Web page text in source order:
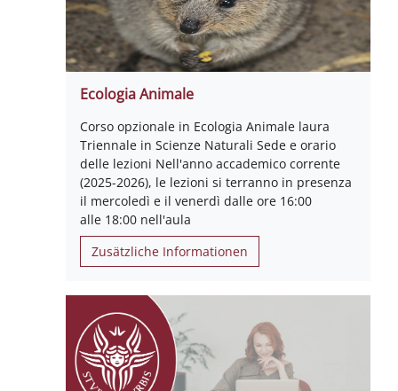
Ecologia Animale
Corso opzionale in Ecologia Animale laura
Triennale in Scienze Naturali Sede e orario
delle lezioni Nell'anno accademico corrente
(2025-2026), le lezioni si terranno in presenza
il mercoledì e il venerdì dalle ore 16:00
alle 18:00 nell'aula
Zusätzliche Informationen